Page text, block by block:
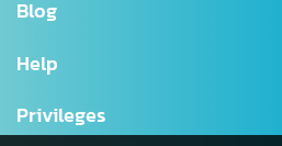
Personal Accident
Annuity
Register/Log in
Premium Payment
Claim Request
Blog
News CSR
Help
Head Office
Privileges